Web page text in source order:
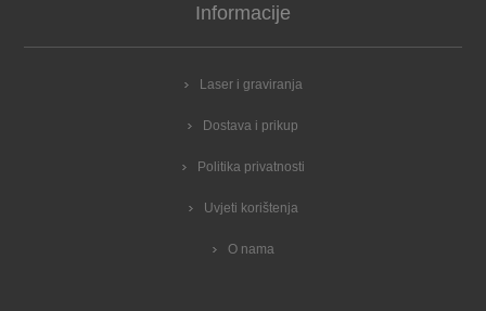
Informacije
Laser i graviranja
Dostava i prikup
Politika privatnosti
Uvjeti korištenja
O nama